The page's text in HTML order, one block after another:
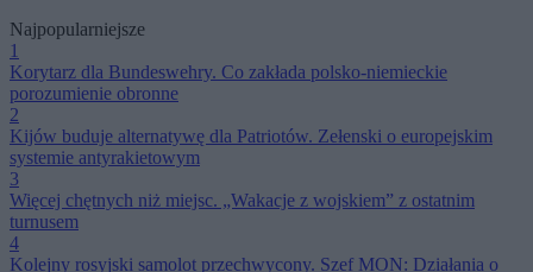
Najpopularniejsze
1
Korytarz dla Bundeswehry. Co zakłada polsko-niemieckie
porozumienie obronne
2
Kijów buduje alternatywę dla Patriotów. Zełenski o europejskim
systemie antyrakietowym
3
Więcej chętnych niż miejsc. „Wakacje z wojskiem” z ostatnim
turnusem
4
Kolejny rosyjski samolot przechwycony. Szef MON: Działania o